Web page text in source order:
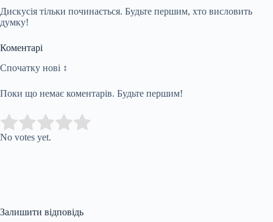
Дискусія тільки починається. Будьте першим, хто висловить
думку!
Коментарі
Спочатку нові ↕
Поки що немає коментарів. Будьте першим!
Rate this item:
No votes yet.
Залишити відповідь